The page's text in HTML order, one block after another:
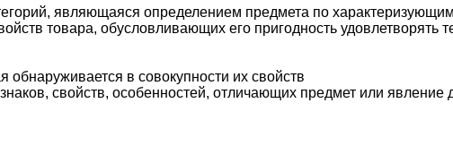
являющаяся определением предмета по
товара, обусловливающих его пригодность удовлетворять
обнаруживается в совокупности их свойств
свойств, особенностей, отличающих предмет или